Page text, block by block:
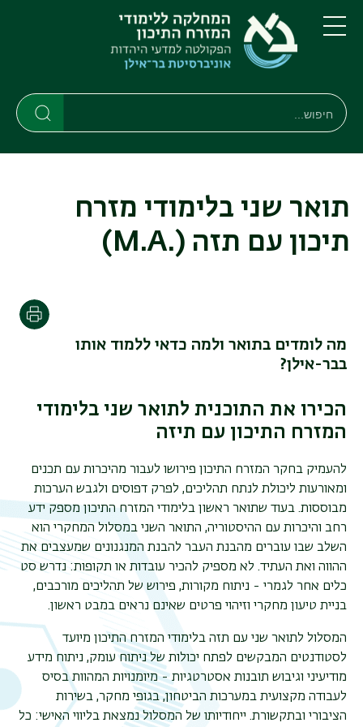
דילוג
לתוכן
העיקרי
דילוג
לתפריט
ניווט
ראשי
תפריט
חיפוש
חיפוש
תואר שני בלימודי מזרח
תיכון עם תזה (.M.A)
מה לומדים בתואר ולמה כדאי ללמוד אותו
בבר-אילן?
הכירו את התוכנית לתואר שני בלימודי
המזרח התיכון עם תיזה
להעמיק בחקר המזרח התיכון פירושו לעבור מהיכרות עם תכנים
ומאורעות ליכולת לנתח תהליכים, לפרק דפוסים ולגבש הערכות
מבוססות. בעוד שתואר ראשון בלימודי המזרח התיכון מספק ידע
רחב והיכרות עם ההיסטוריה, התואר השני במסלול המחקרי הוא
השלב שבו עוברים מהבנת העבר להבנת המנגנונים שמעצבים את
ההווה ואת העתיד. לא מספיק להכיר עובדות או תקופות: נדרש סט
כלים אחר לגמרי - ניתוח מקורות, פירוש של תהליכים מורכבים,
בניית טיעון מחקרי וזיהוי פרטים שאינם נראים במבט ראשון.
המסלול לתואר שני עם תזה בלימודי המזרח התיכון מיועד
לסטודנטים המבקשים לפתח יכולות של ניתוח עומק, ניתוח מידע
מודיעיני וגיבוש תובנות אסטרטגיות - מיומנויות המהוות בסיס
לעבודה מקצועית במערכות הביטחון, בגופי מחקר, בשירות
הציבורי ובתקשורת. ייחודיותו של המסלול נמצאת בליווי האישי: כל